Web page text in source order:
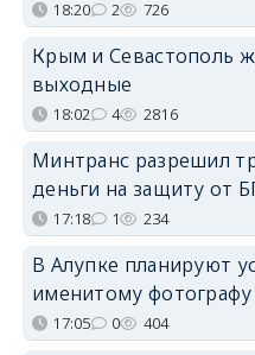
18:20 2 726
Крым и Севастополь
выходные
18:02 4 2816
Минтранс разрешил
деньги на защиту от
17:18 1 234
В Алупке планируют
именитому фотографу
17:05 0 404